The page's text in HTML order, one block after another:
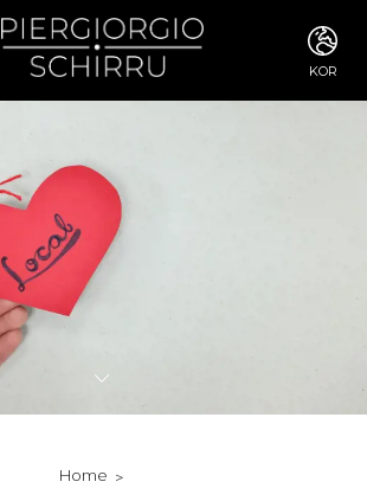
KOR
Home